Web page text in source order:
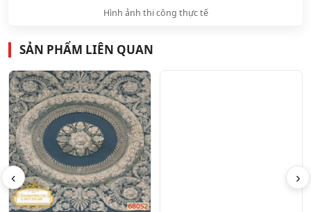
Hình ảnh thi công thực tế
SẢN PHẨM LIÊN QUAN
‹ ›